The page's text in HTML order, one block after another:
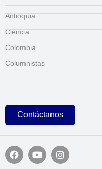
Antioquia
Ciencia
Colombia
Columnistas
Contáctanos